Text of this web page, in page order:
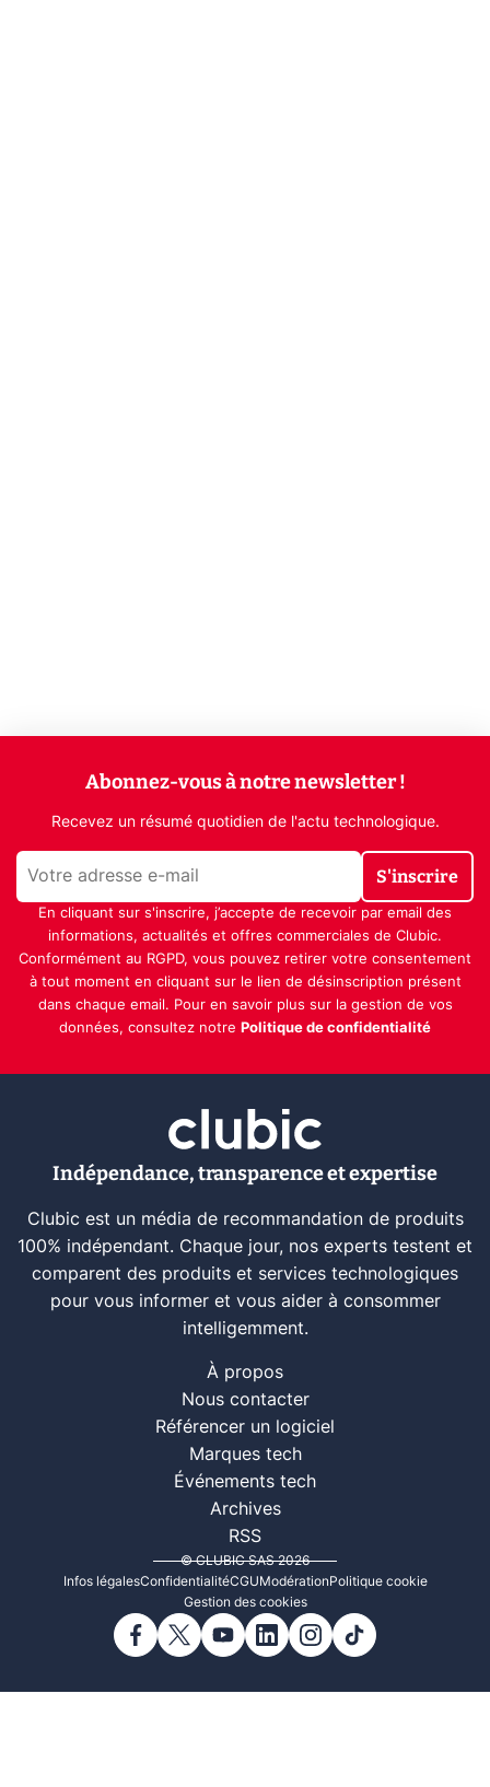
Abonnez-vous à notre newsletter !
Recevez un résumé quotidien de l'actu technologique.
S'inscrire
En cliquant sur s'inscrire, j’accepte de recevoir par email des
informations, actualités et offres commerciales de Clubic.
Conformément au RGPD, vous pouvez retirer votre consentement
à tout moment en cliquant sur le lien de désinscription présent
dans chaque email. Pour en savoir plus sur la gestion de vos
données, consultez notre Politique de confidentialité
Indépendance, transparence et expertise
Clubic est un média de recommandation de produits
100% indépendant. Chaque jour, nos experts testent et
comparent des produits et services technologiques
pour vous informer et vous aider à consommer
intelligemment.
À propos
Nous contacter
Référencer un logiciel
Marques tech
Événements tech
Archives
RSS
© CLUBIC SAS 2026
Infos légalesConfidentialitéCGUModérationPolitique cookie
Gestion des cookies